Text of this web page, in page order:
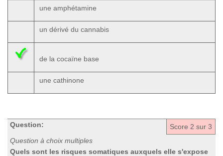
une amphétamine
un dérivé du cannabis
de la cocaïne base
une cathinone
Score 2 sur 3
Question:
Question à choix multiples
Quels sont les risques somatiques auxquels elle s'expose